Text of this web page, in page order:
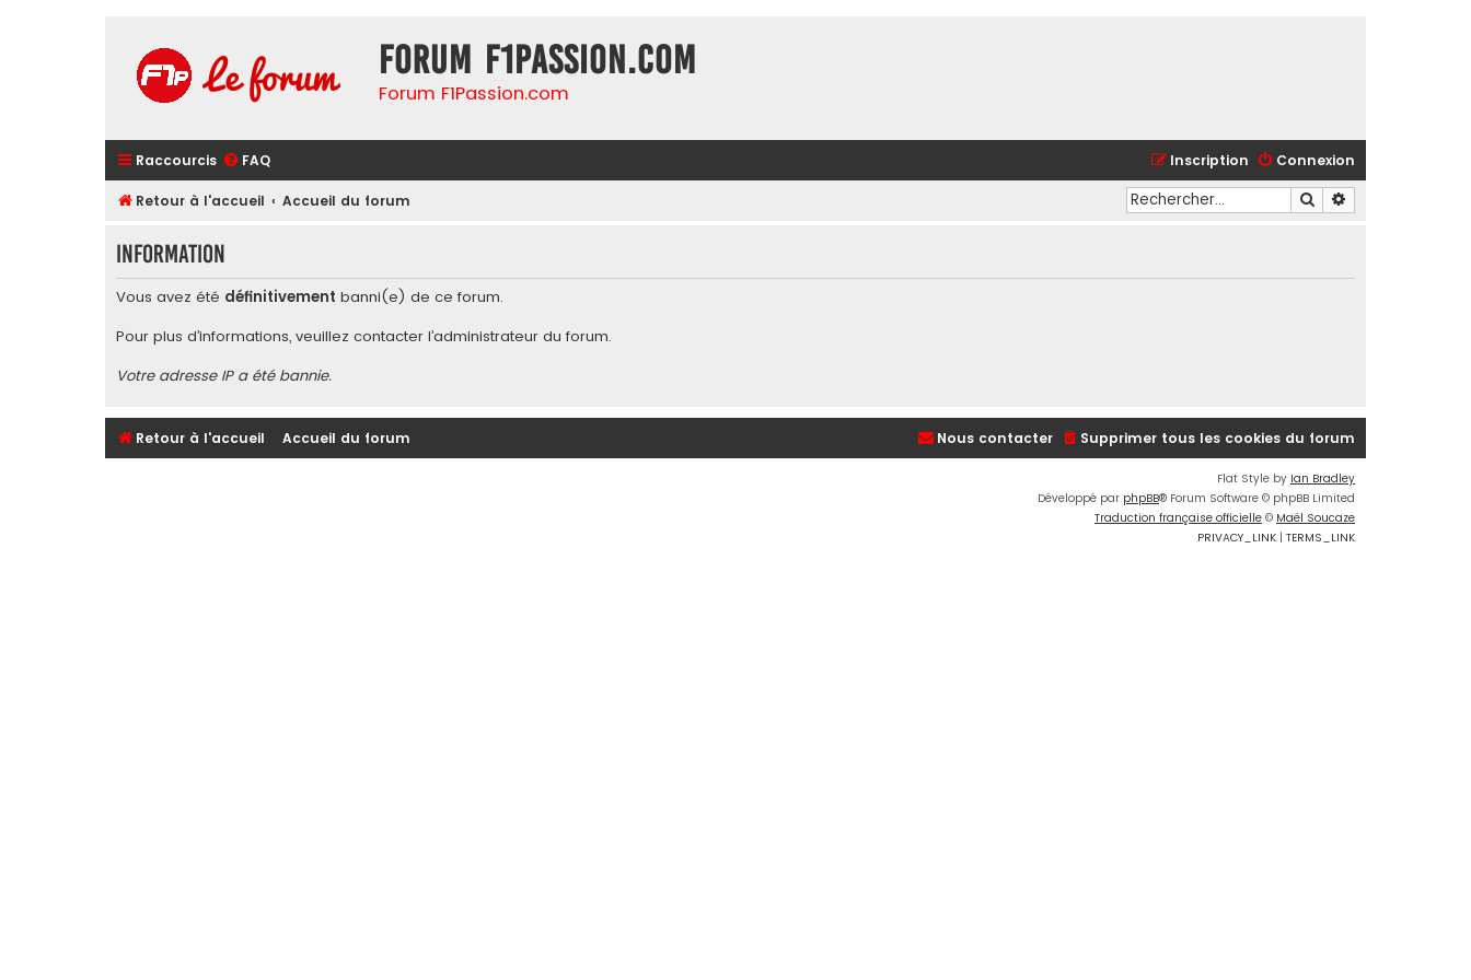
Forum F1Passion.com
Forum F1Passion.com
Raccourcis FAQ Connexion
Inscription
Retour à l'accueil Accueil du forum Rechercher
Information
Vous avez été définitivement banni(e) de ce forum.
Pour plus d’informations, veuillez contacter l’administrateur du forum.
Votre adresse IP a été bannie.
Retour à l'accueil Accueil du forum Supprimer tous les cookies du forum
Nous contacter
Flat Style by Ian Bradley
Développé par phpBB® Forum Software © phpBB Limited
Traduction française officielle © Maël Soucaze
PRIVACY_LINK | TERMS_LINK